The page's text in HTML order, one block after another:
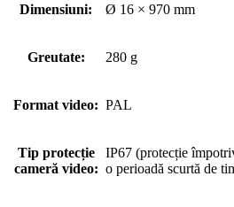
Dimensiuni: Ø 16 × 970 mm
Greutate: 280 g
Format video: PAL
Tip protecție
cameră video:
IP67 (protecție
o perioadă scurtă de